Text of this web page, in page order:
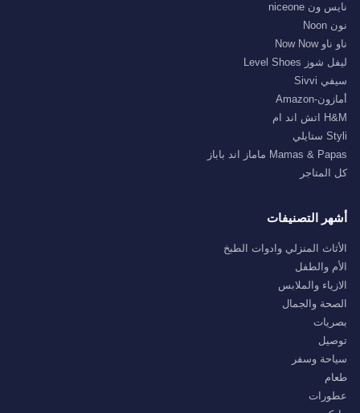
نايس ون niceone
نون Noon
ناو ناو Now Now
ليفل شوز Level Shoes
سيفي Sivvi
أمازون-Amazon
H&M اتش اند ام
Styli ستايلي
Mamas & Papas ماماز اند باباز
كل المتاجر
أشهر التصنيفات
الأثاث المنزلي وادوات الطبخ
الأم والطفل
الازياء والملابس
الصحة والجمال
بصريات
توصيل
سياحة وسفر
طعام
عطورات